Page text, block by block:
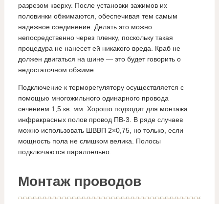
разрезом кверху. После установки зажимов их
половинки обжимаются, обеспечивая тем самым
надежное соединение. Делать это можно
непосредственно через пленку, поскольку такая
процедура не нанесет ей никакого вреда. Краб не
должен двигаться на шине — это будет говорить о
недостаточном обжиме.
Подключение к терморегулятору осуществляется с
помощью многожильного одинарного провода
сечением 1,5 кв. мм. Хорошо подходит для монтажа
инфракрасных полов провод ПВ-3. В ряде случаев
можно использовать ШВВП 2×0,75, но только, если
мощность пола не слишком велика. Полосы
подключаются параллельно.
Монтаж проводов